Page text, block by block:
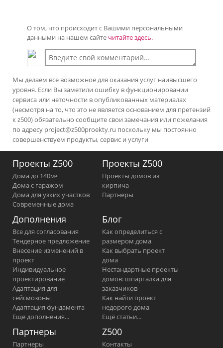
О том, что происходит с Вашими персональными
данными на нашем сайте читайте здесь.
Мы делаем все возможное для оказания услуг наивысшего
уровня. Если Вы заметили ошибку в функционировании
сервиса или неточности в опубликованных материалах
(несмотря на то, что это не является основанием для претензий
к z500) обязательно сообщите свои замечания или пожелания
по адресу project@z500proekty.ru поскольку мы постоянно
совершенствуем продукты, сервис и услуги
Проекты Z500
Дома до 140м²
Дома с гаражом
Дома для узких участков
Современные дома
Проекты Z500
Проекты домов из
кирпича
Партнеры
Дополнения
Все для согласования
Тендерное предложение
Внесение изменений в
проект
Индивидуальное
проектирование
Адаптация для
сейсмозоны
Адаптация фундамента
Еще дополнения...
Блог
Как определиться с
размером дома
Как выбрать проект
дома
Нестандартные проекты
домов: шпаргалка для
заказчиков
Как найти проект
недорого дома
Ещё статьи...
Партнеры
Партнеры
Z500
Контакты